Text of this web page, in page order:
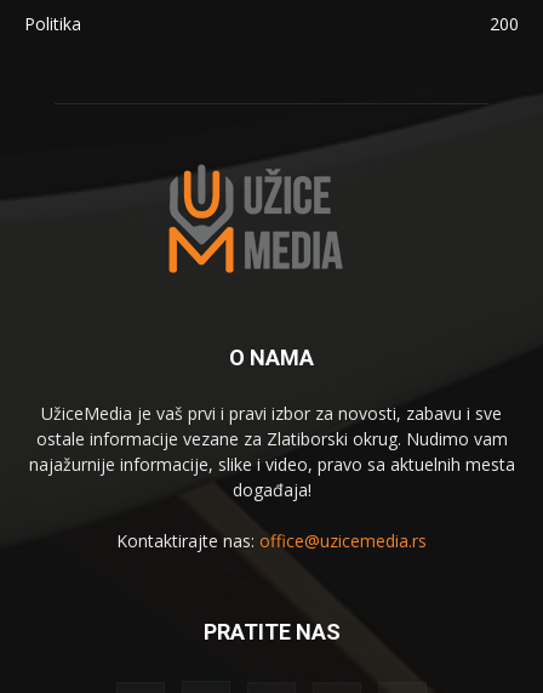
Politika
200
O NAMA
UžiceMedia je vaš prvi i pravi izbor za novosti, zabavu i sve
ostale informacije vezane za Zlatiborski okrug. Nudimo vam
najažurnije informacije, slike i video, pravo sa aktuelnih mesta
događaja!
Kontaktirajte nas: office@uzicemedia.rs
PRATITE NAS